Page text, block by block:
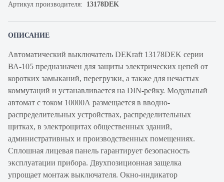
Артикул производителя: 13178DEK
ОПИСАНИЕ
Автоматический выключатель DEKraft 13178DEK серии
ВА-105 предназначен для защиты электрических цепей от
коротких замыканий, перегрузки, а также для нечастых
коммутаций и устанавливается на DIN-рейку. Модульный
автомат с током 10000А размещается в вводно-
распределительных устройствах, распределительных
щитках, в электрощитах общественных зданий,
административных и производственных помещениях.
Сплошная лицевая панель гарантирует безопасность
эксплуатации прибора. Двухпозиционная защелка
упрощает монтаж выключателя. Окно-индикатор